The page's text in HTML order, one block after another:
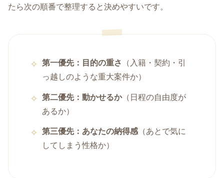
たら次の順番で整理すると決めやすいです。
第一優先：目的の重さ
（入籍・契約・引
っ越しのような重大案件か）
第二優先：動かせるか（日程の自由度が
あるか）
第三優先：あなたの納得感 （あとで気に
してしまう性格か）